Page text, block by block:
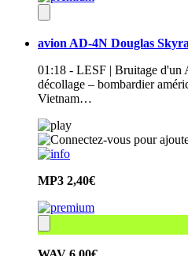
avion AD-4N Douglas
01:18 - LESF | Bruitage
décollage – bombardier
Vietnam…
MP3 2,40€